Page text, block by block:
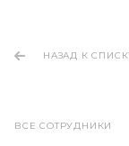
НАЗАД К
ВСЕ СОТРУДНИКИ